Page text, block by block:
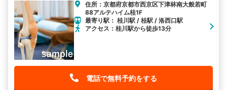
住所：京都府京都市西京区下津林南大般若町
88アルテハイム桂1F
最寄り駅： 桂川駅 / 桂駅 / 洛西口駅
アクセス：桂川駅から徒歩13分
電話で無料予約をする